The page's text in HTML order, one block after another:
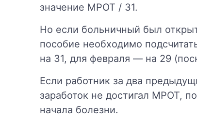
значение МРОТ / 31.
Но если больничный был
пособие необходимо
на 31, для февраля — на 29
Если работник за два
заработок не достигал МРОТ,
начала болезни.